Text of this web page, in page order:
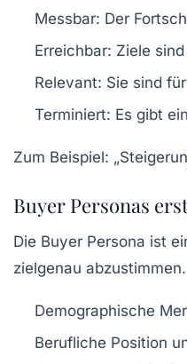
Messbar: Der
Erreichbar: Ziele
Relevant: Sie sind
Terminiert: Es gibt
Zum Beispiel:
Buyer Personas
Die Buyer Persona ist
zielgenau
Demographische
Berufliche Position